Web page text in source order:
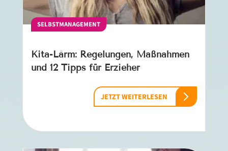
SELBSTMANAGEMENT
Kita-Lärm: Regelungen, Maßnahmen
und 12 Tipps für Erzieher
JETZT WEITERLESEN